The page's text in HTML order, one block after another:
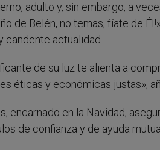
adulto y, sin embargo, a
de Belén, no temas, fíate de
candente actualidad.
de su luz te alienta a
éticas y económicas justas»,
encarnado en la Navidad,
de confianza y de ayuda